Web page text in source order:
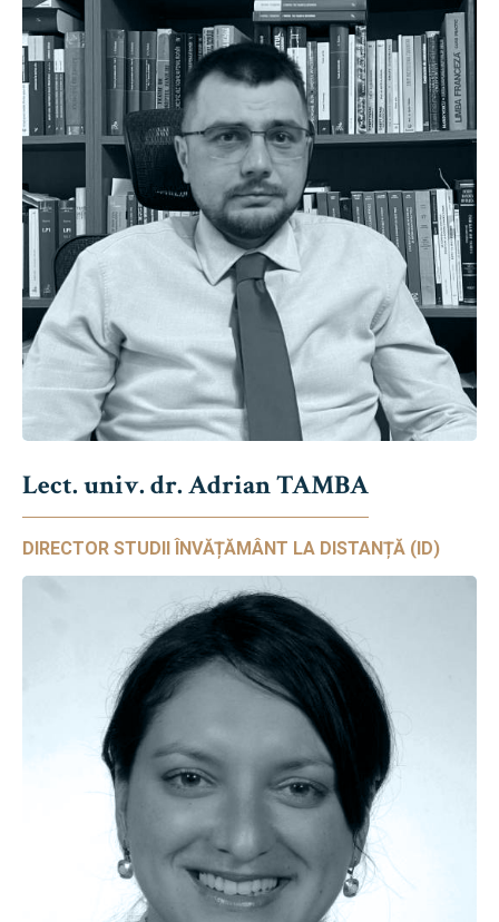
Lect. univ. dr. Adrian TAMBA
DIRECTOR STUDII ÎNVĂȚĂMÂNT LA DISTANȚĂ (ID)